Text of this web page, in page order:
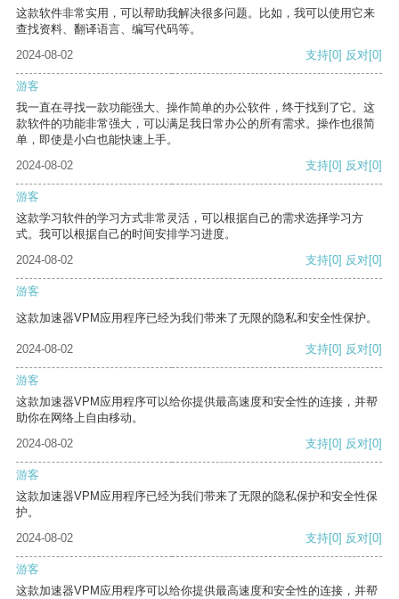
这款软件非常实用，可以帮助我解决很多问题。比如，我可以使用它来
查找资料、翻译语言、编写代码等。
2024-08-02
支持[0] 反对[0]
游客
我一直在寻找一款功能强大、操作简单的办公软件，终于找到了它。这
款软件的功能非常强大，可以满足我日常办公的所有需求。操作也很简
单，即使是小白也能快速上手。
2024-08-02
支持[0] 反对[0]
游客
这款学习软件的学习方式非常灵活，可以根据自己的需求选择学习方
式。我可以根据自己的时间安排学习进度。
2024-08-02
支持[0] 反对[0]
游客
这款加速器VPM应用程序已经为我们带来了无限的隐私和安全性保护。
2024-08-02 支持[0] 反对[0]
游客
这款加速器VPM应用程序可以给你提供最高速度和安全性的连接，并帮
助你在网络上自由移动。
2024-08-02
支持[0] 反对[0]
游客
这款加速器VPM应用程序已经为我们带来了无限的隐私保护和安全性保
护。
2024-08-02
支持[0] 反对[0]
游客
这款加速器VPM应用程序可以给你提供最高速度和安全性的连接，并帮